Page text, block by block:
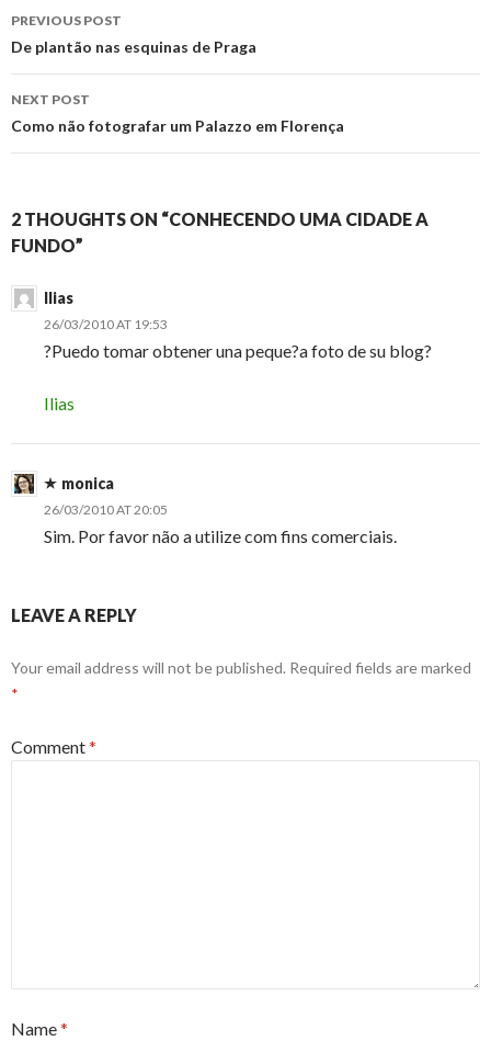
Post
navigation
PREVIOUS POST
De plantão nas esquinas de Praga
NEXT POST
Como não fotografar um Palazzo em Florença
2 THOUGHTS ON “CONHECENDO UMA CIDADE A
FUNDO”
Ilias
26/03/2010 AT 19:53
?Puedo tomar obtener una peque?a foto de su blog?
Ilias
monica
26/03/2010 AT 20:05
Sim. Por favor não a utilize com fins comerciais.
LEAVE A REPLY
Your email address will not be published. Required fields are marked
*
Comment*
Name*